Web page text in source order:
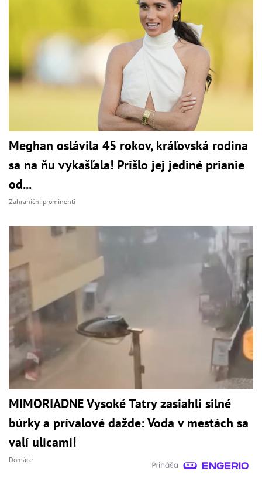
Meghan oslávila 45 rokov, kráľovská rodina
sa na ňu vykašľala! Prišlo jej jediné prianie
od...
Zahraniční prominenti
MIMORIADNE Vysoké Tatry zasiahli silné
búrky a prívalové dažde: Voda v mestách sa
valí ulicami!
Domáce